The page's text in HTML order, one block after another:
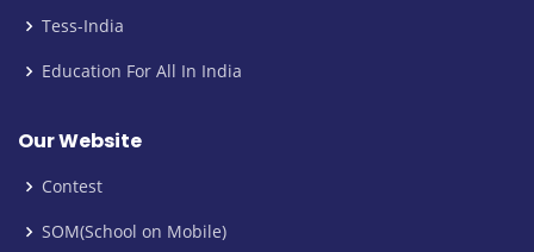
Tess-India
Education For All In India
Our Website
Contest
SOM(School on Mobile)